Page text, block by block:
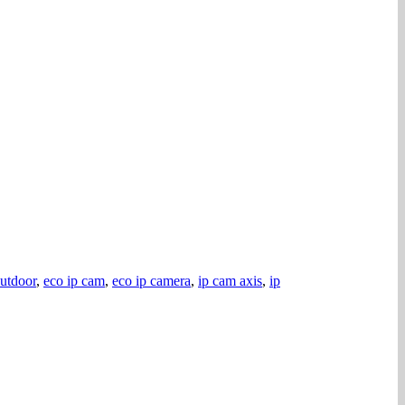
, eco ip cam, eco ip camera, ip cam axis, ip